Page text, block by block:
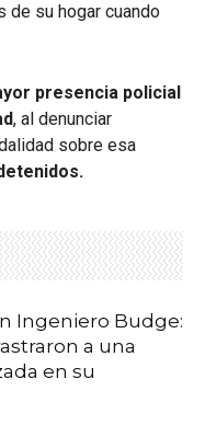
de su hogar cuando
presencia policial
, al denunciar
sobre esa
Ingeniero Budge:
a una
en su